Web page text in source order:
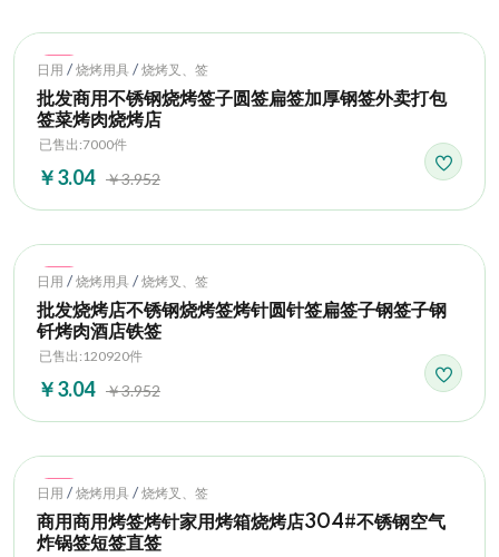
Hot
日用 / 烧烤用具 / 烧烤叉、签
批发商用不锈钢烧烤签子圆签扁签加厚钢签外卖打包
签菜烤肉烧烤店
已售出:7000件
￥3.04 ￥3.952
Hot
日用 / 烧烤用具 / 烧烤叉、签
批发烧烤店不锈钢烧烤签烤针圆针签扁签子钢签子钢
钎烤肉酒店铁签
已售出:120920件
￥3.04 ￥3.952
Hot
日用 / 烧烤用具 / 烧烤叉、签
商用商用烤签烤针家用烤箱烧烤店304#不锈钢空气
炸锅签短签直签